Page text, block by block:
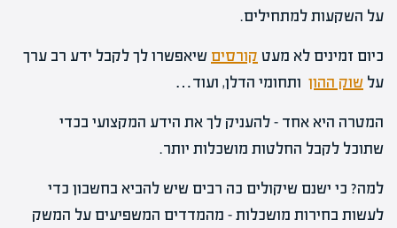
על השקעות למתחילים.
כיום זמינים לא מעט קורסים שיאפשרו לך לקבל ידע רב ערך
על שוק ההון ותחומי הדלן, ועוד…
המטרה היא אחד – להעניק לך את הידע המקצועי בכדי
שתוכל לקבל החלטות מושכלות יותר.
למה? כי ישנם שיקולים כה רבים שיש להביא בחשבון כדי
לעשות בחירות מושכלות – מהמדדים המשפיעים על המשק